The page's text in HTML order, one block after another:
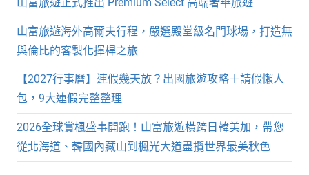
山富旅遊海外高爾夫行程，嚴選殿堂級名門球場，打造無
與倫比的客製化揮桿之旅
【2027行事曆】連假幾天放？出國旅遊攻略＋請假懶人
包，9大連假完整整理
2026全球賞楓盛事開跑！山富旅遊橫跨日韓美加，帶您
從北海道、韓國內藏山到楓光大道盡攬世界最美秋色